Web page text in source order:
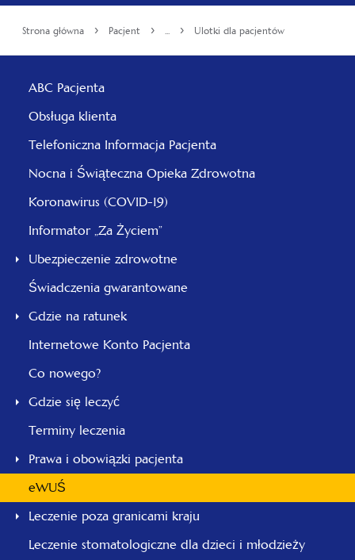
Strona główna › Pacjent › ... › Ulotki dla pacjentów
ABC Pacjenta
Obsługa klienta
Telefoniczna Informacja Pacjenta
Nocna i Świąteczna Opieka Zdrowotna
Koronawirus (COVID-19)
Informator „Za Życiem”
Ubezpieczenie zdrowotne
Świadczenia gwarantowane
Gdzie na ratunek
Internetowe Konto Pacjenta
Co nowego?
Gdzie się leczyć
Terminy leczenia
Prawa i obowiązki pacjenta
eWUŚ
Leczenie poza granicami kraju
Leczenie stomatologiczne dla dzieci i młodzieży